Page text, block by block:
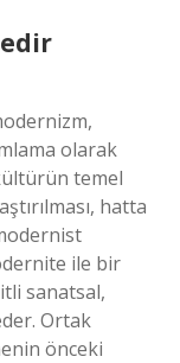
olarak
temel
hatta
ile bir
sanatsal,
Ortak
önceki